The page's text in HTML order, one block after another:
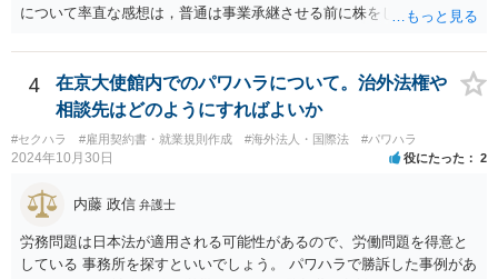
が考えられます。 成婚料について: 円満な解決を優先する観点から、
には上記の裁判例のように、貴社に返金義務は無いと判断される可能
性が高いと思われます。）。 指輪代金について: 前述の通り、男性会
員と女性会員との間の個人間の贈与であり、貴社に法的な返金義務は
ないことを、法的根拠と共に冷静に主張する。 「刑事訴訟」との主張
に対して: 本件は、契約の履行や返金を巡る民事上の紛争であり、貴社
に当初から金銭を騙し取る意図（詐欺罪の構成要件である欺罔行為）
があったとは考えにくく、刑事事件として立件される可能性は極めて
低いと思われます。 3. 警察からの連絡について 警察は「民事不介
入」を原則としており、契約トラブルなどの個人間の紛争に介入する
ことはありません。しかし、事件性があるかどうかを判断するため
について率直な感想は，普通は事業承継させる前に株をしっかり集め
というのは無責任というほかないでしょう。 事業承継については，相
続税や贈与税を猶予する特別法な，遺留分について株式価格を遺留分
算定基礎額から控除したり価額を相続時でなく承継時に固定したりす
ることのできる特別法が定められています。 買い取る以外の方法につ
いても，株式保有割合や状況によるので，具体的に弁護士に相談され
ることをお勧めします。
4
在京大使館内でのパワハラについて。治外法権や
相談先はどのようにすればよいか
#セクハラ #雇用契約書・就業規則作成 #海外法人・国際法 #パワハラ
2024年10月30日 役にたった 2
内藤 政信 弁護士
労務問題は日本法が適用される可能性があるので、労働問題を得意と
している 事務所を探すといいでしょう。 パワハラで勝訴した事例があ